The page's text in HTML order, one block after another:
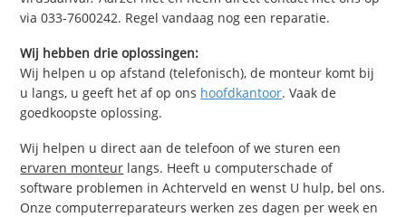
via 033-7600242. Regel vandaag nog een reparatie.
Wij hebben drie oplossingen:
Wij helpen u op afstand (telefonisch), de monteur komt bij
u langs, u geeft het af op ons hoofdkantoor. Vaak de
goedkoopste oplossing.
Wij helpen u direct aan de telefoon of we sturen een
ervaren monteur langs. Heeft u computerschade of
software problemen in Achterveld en wenst U hulp, bel ons.
Onze computerreparateurs werken zes dagen per week en